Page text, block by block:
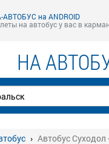
АВТОБУС на ANDROID
на автобус у вас в
НА
Автобус Суходол